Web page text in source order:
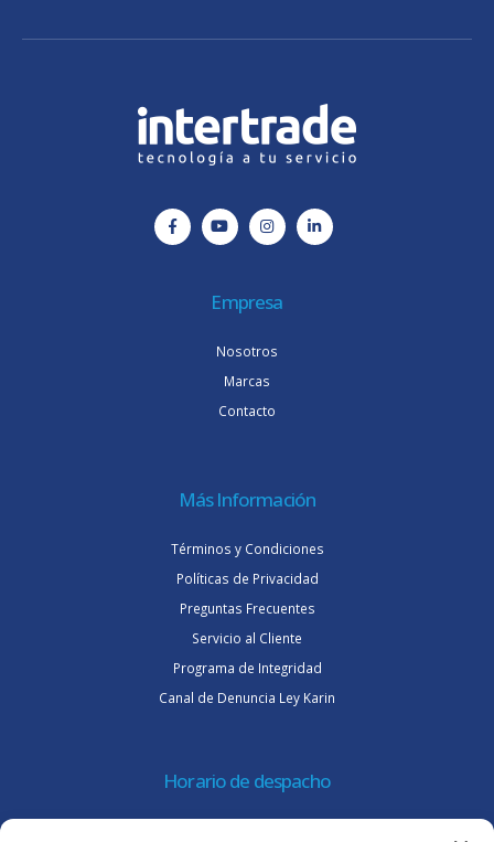
Empresa
Nosotros
Marcas
Contacto
Más Información
Términos y Condiciones
Políticas de Privacidad
Preguntas Frecuentes
Servicio al Cliente
Programa de Integridad
Canal de Denuncia Ley Karin
Horario de despacho